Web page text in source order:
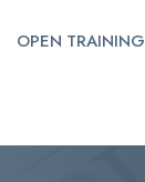
OPEN TRAINING